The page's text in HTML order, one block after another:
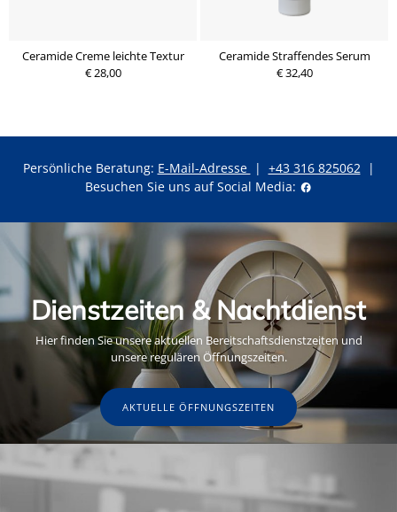
Ceramide Creme leichte Textur
€ 28,00
Ceramide Straffendes Serum
€ 32,40
Persönliche Beratung: E-Mail-Adresse | +43 316 825062|
Besuchen Sie uns auf Social Media:
Dienstzeiten & Nachtdienst
Hier finden Sie unsere aktuellen Bereitschaftsdienstzeiten und
unsere regulären Öffnungszeiten.
AKTUELLE ÖFFNUNGSZEITEN